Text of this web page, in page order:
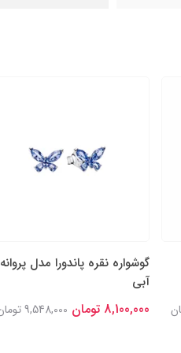
گوشواره نقره پاندورا مدل پروانه
آبی
8,100,000 تومان 9,548,000 تومان